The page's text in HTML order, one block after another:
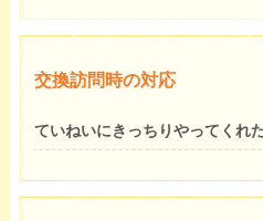
交換訪問時の対応
ていねいにきっちりやってくれた